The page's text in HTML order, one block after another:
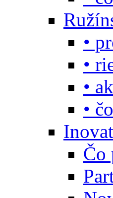
•
•
•
•
Čo